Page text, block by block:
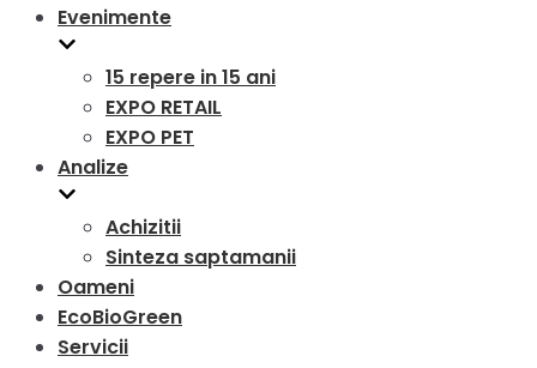
Evenimente
15 repere in 15 ani
EXPO RETAIL
EXPO PET
Analize
Achizitii
Sinteza saptamanii
Oameni
EcoBioGreen
Servicii